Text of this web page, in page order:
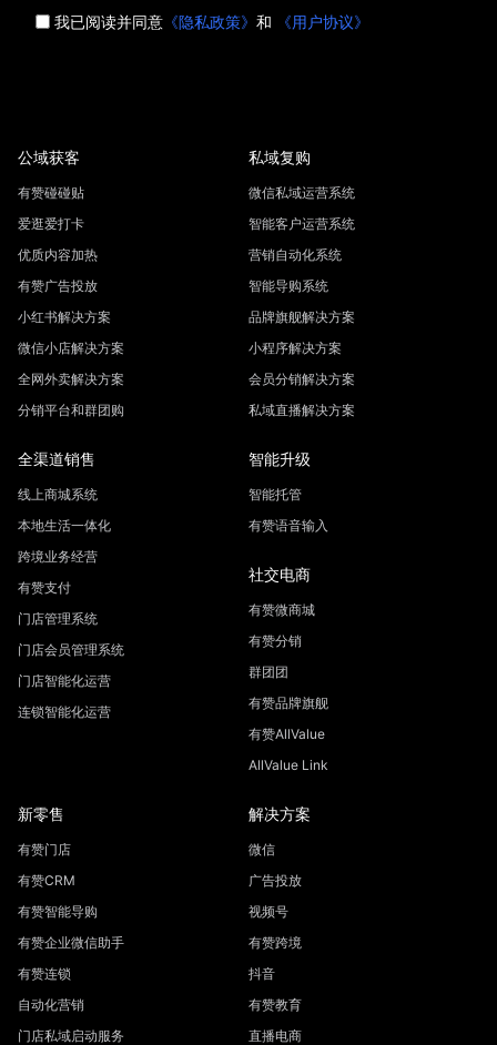
我已阅读并同意 《隐私政策》 和 《用户协议》
公域获客
有赞碰碰贴
爱逛爱打卡
优质内容加热
有赞广告投放
小红书解决方案
微信小店解决方案
全网外卖解决方案
分销平台和群团购
私域复购
微信私域运营系统
智能客户运营系统
营销自动化系统
智能导购系统
品牌旗舰解决方案
小程序解决方案
会员分销解决方案
私域直播解决方案
全渠道销售
线上商城系统
本地生活一体化
跨境业务经营
有赞支付
门店管理系统
门店会员管理系统
门店智能化运营
连锁智能化运营
智能升级
智能托管
有赞语音输入
社交电商
有赞微商城
有赞分销
群团团
有赞品牌旗舰
有赞AllValue
AllValue Link
新零售
有赞门店
有赞CRM
有赞智能导购
有赞企业微信助手
有赞连锁
自动化营销
门店私域启动服务
解决方案
微信
广告投放
视频号
有赞跨境
抖音
有赞教育
直播电商